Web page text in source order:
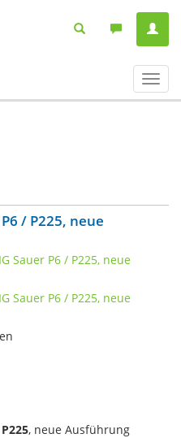
ein-/
/ P225, neue
, neue Ausführung